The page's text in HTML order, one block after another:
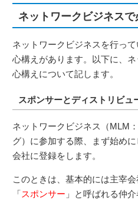
ネットワークビジネスで
ネットワークビジネスを行っ
心構えがあります。以下に、
心構えについて記します。
スポンサーとディストリビュ
ネットワークビジネス（MLM
グ）に参加する際、まず始め
会社に登録をします。
このときは、基本的には主宰
「スポンサー 」と呼ばれる仲